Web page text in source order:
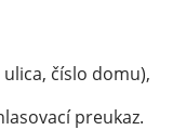
číslo domu),
preukaz.